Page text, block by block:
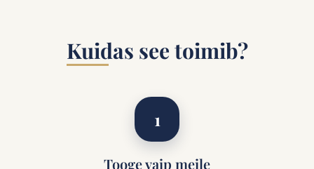
Kuidas see toimib?
1
Tooge vaip meile